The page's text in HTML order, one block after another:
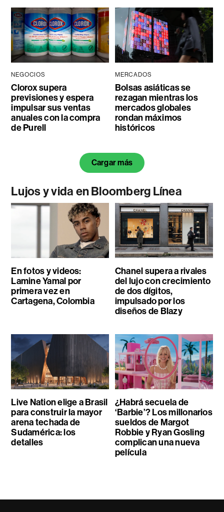
NEGOCIOS
Clorox supera
previsiones y espera
impulsar sus ventas
anuales con la compra
de Purell
MERCADOS
Bolsas asiáticas se
rezagan mientras los
mercados globales
rondan máximos
históricos
Cargar más
Lujos y vida en Bloomberg Línea
En fotos y videos:
Lamine Yamal por
primera vez en
Cartagena, Colombia
Chanel supera a rivales
del lujo con crecimiento
de dos dígitos,
impulsado por los
diseños de Blazy
Live Nation elige a Brasil
para construir la mayor
arena techada de
Sudamérica: los
detalles
¿Habrá secuela de
‘Barbie’? Los millonarios
sueldos de Margot
Robbie y Ryan Gosling
complican una nueva
película